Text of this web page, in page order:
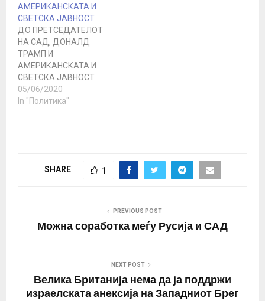
АМЕРИКАНСКАТА И
СВЕТСКА ЈАВНОСТ
ДО ПРЕТСЕДАТЕЛОТ
НА САД, ДОНАЛД
ТРАМП И
АМЕРИКАНСКАТА И
СВЕТСКА ЈАВНОСТ
(Јавно обраќање и
документ кој е пратен на
јавно го објавуваме до
случувањата со
05/06/2020
In "Политика"
SHARE 1
PREVIOUS POST
Можна соработка меѓу Русија и САД
NEXT POST
Велика Британија нема да ја поддржи
израелската анексија на Западниот Брег